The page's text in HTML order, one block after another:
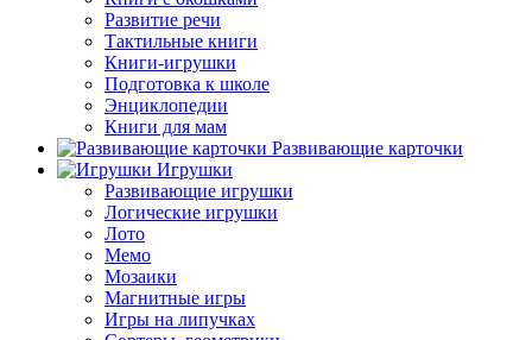
Развитие речи
Тактильные книги
Книги-игрушки
Подготовка к школе
Энциклопедии
Книги для мам
Развивающие карточки
Игрушки
Развивающие игрушки
Логические игрушки
Лото
Мемо
Мозаики
Магнитные игры
Игры на липучках